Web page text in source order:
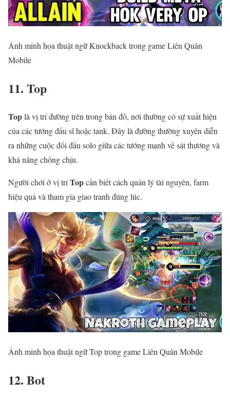
Ảnh minh họa thuật ngữ Knockback trong game Liên Quân
Mobile
11. Top
Toplà vị trí đường trên trong bản đồ, nơi thường có sự xuất hiện
của các tướng đấu sĩ hoặc tank. Đây là đường thường xuyên diễn
ra những cuộc đối đầu solo giữa các tướng mạnh về sát thương và
khả năng chống chịu.
Người chơi ở vị tríTopcần biết cách quản lý tài nguyên, farm
hiệu quả và tham gia giao tranh đúng lúc.
Ảnh minh họa thuật ngữ Top trong game Liên Quân Mobile
12. Bot